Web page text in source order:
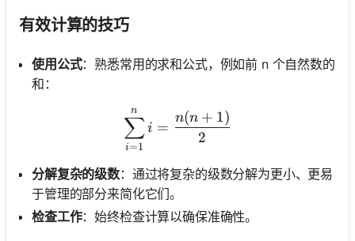
有效计算的技巧
使用公式：熟悉常用的求和公式，例如前 n 个自然数的
和：
\sum_{i=1}^{n} i =
i=1
∑
n
i =
2
n(n + 1)
分解复杂的级数：通过将复杂的级数分解为更小、更易
于管理的部分来简化它们。
检查工作：始终检查计算以确保准确性。